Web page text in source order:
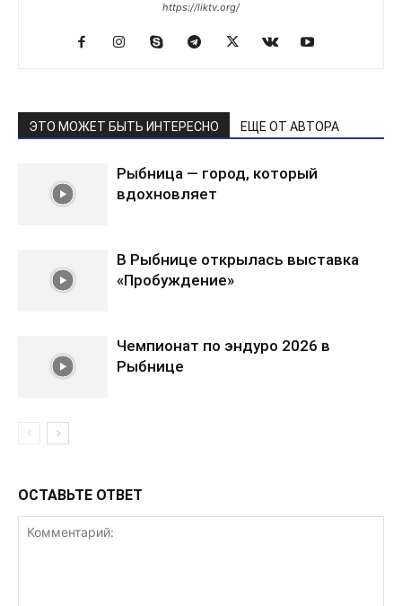
https://liktv.org/
ЭТО МОЖЕТ БЫТЬ ИНТЕРЕСНО ЕЩЕ ОТ АВТОРА
Рыбница — город, который
вдохновляет
В Рыбнице открылась выставка
«Пробуждение»
Чемпионат по эндуро 2026 в
Рыбнице
ОСТАВЬТЕ ОТВЕТ